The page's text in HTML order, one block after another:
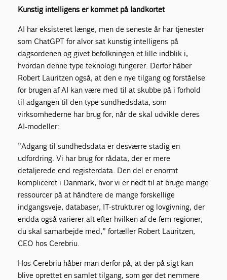
Kunstig intelligens er kommet på landkortet
AI har eksisteret længe, men de seneste år har tjenester
som ChatGPT for alvor sat kunstig intelligens på
dagsordenen og givet befolkningen et lille indblik i,
hvordan denne type teknologi fungerer. Derfor håber
Robert Lauritzen også, at den e nye tilgang og forståelse
for brugen af AI kan være med til at skubbe på i forhold
til adgangen til den type sundhedsdata, som
virksomhederne har brug for, når de skal udvikle deres
AI-modeller:
”Adgang til sundhedsdata er desværre stadig en
udfordring. Vi har brug for rådata, der er mere
detaljerede end registerdata. Den del er enormt
kompliceret i Danmark, hvor vi er nødt til at bruge mange
ressourcer på at håndtere de mange forskellige
indgangsveje, databaser, IT-strukturer og lovgivning, der
endda også varierer alt efter hvilken af de fem regioner,
du skal samarbejde med,” fortæller Robert Lauritzen,
CEO hos Cerebriu.
Hos Cerebriu håber man derfor på, at der på sigt kan
blive oprettet en samlet tilgang, som gør det nemmere